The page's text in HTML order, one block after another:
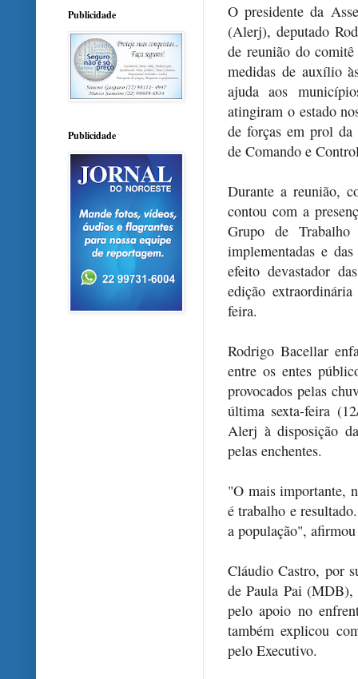
O presidente da
(Alerj), deputado
de reunião do
medidas de auxílio
ajuda aos
atingiram o estado
de forças em prol da
de Comando e
Durante a reunião,
contou com a
Grupo de Trabalho
implementadas e
efeito devastador
edição
feira.
Rodrigo Bacellar
entre os entes
provocados pelas
última sexta-feira
Alerj à disposição
pelas enchentes.
"O mais importante,
é trabalho e
a população",
Cláudio Castro, por
de Paula Pai (MDB),
pelo apoio no
também explicou
pelo Executivo.
Publicidade
Publicidade